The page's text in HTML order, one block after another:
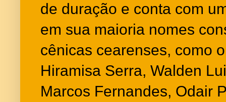
de duração e conta com
em sua maioria nomes
cênicas cearenses, como
Hiramisa Serra, Walden
Marcos Fernandes, Odair